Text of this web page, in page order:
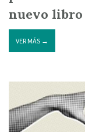
nuevo libro
VER MÁS →